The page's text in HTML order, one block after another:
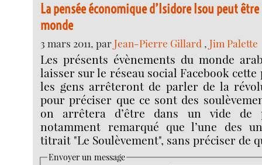
La pensée économique d’Isidore Isou peut
monde
3 mars 2011, parJean-Pierre Gillard ,Jim Palette
Les présents évènements du monde
laisser sur le réseau social Facebook cette
les gens arrêteront de parler de la
pour préciser que ce sont des
on arrêtera d’être dans un vide de
notamment remarqué que l’une des
titrait "Le Soulèvement", sans préciser de
Envoyer un message